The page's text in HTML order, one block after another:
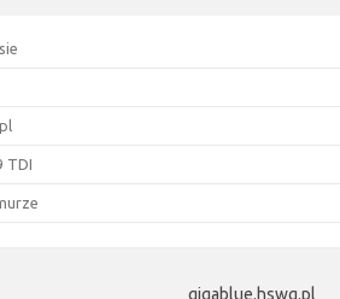
TDI
gigablue.hswg.pl